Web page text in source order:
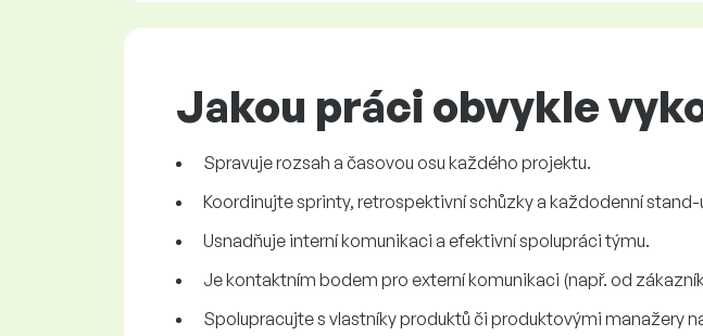
Jakou práci obvykle
Spravuje rozsah a časovou osu každého projektu.
Koordinujte sprinty, retrospektivní schůzky a každodenní stand-
Usnadňuje interní komunikaci a efektivní spolupráci týmu.
Je kontaktním bodem pro externí komunikaci (např. od
Spolupracujte s vlastníky produktů či produktovými manažery